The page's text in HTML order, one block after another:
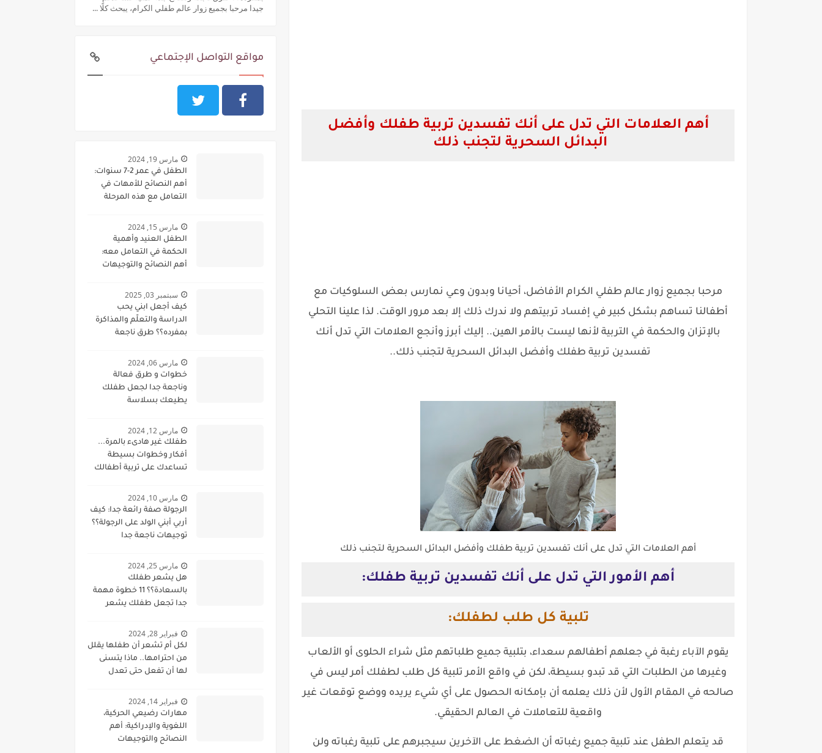
أهم العلامات التي تدل على أنك تفسدين تربية طفلك وأفضل
البدائل السحرية لتجنب ذلك
مرحبا بجميع زوار عالم طفلي الكرام الأفاضل، أحيانا وبدون وعي نمارس بعض السلوكيات مع
أطفالنا تساهم بشكل كبير في إفساد تربيتهم ولا ندرك ذلك إلا بعد مرور الوقت. لذا علينا التحلي
بالإتزان والحكمة في التربية لأنها ليست بالأمر الهين.. إليك أبرز وأنجع العلامات التي تدل أنك
تفسدين تربية طفلك وأفضل البدائل السحرية لتجنب ذلك..
أهم العلامات التي تدل على أنك تفسدين تربية طفلك وأفضل البدائل السحرية لتجنب ذلك
أهم الأمور التي تدل على أنك تفسدين تربية طفلك:
تلبية كل طلب لطفلك:
يقوم الآباء رغبة في جعلهم أطفالهم سعداء، بتلبية جميع طلباتهم مثل شراء الحلوى أو الألعاب
وغيرها من الطلبات التي قد تبدو بسيطة، لكن في واقع الأمر تلبية كل طلب لطفلك أمر ليس في
صالحه في المقام الأول لأن ذلك يعلمه أن بإمكانه الحصول على أي شيء يريده ووضع توقعات غير
واقعية للتعاملات في العالم الحقيقي.
قد يتعلم الطفل عند تلبية جميع رغباته أن الضغط على الآخرين سيجبرهم على تلبية رغباته ولن
جيدا مرحبا بجميع زوار عالم طفلي الكرام، يبحث كلًا ...
مواقع التواصل الإجتماعي
مارس 19, 2024
الطفل في عمر 2-7 سنوات:
أهم النصائح للأمهات في
التعامل مع هذه المرحلة
مارس 15, 2024
الطفل العنيد وأهمية
الحكمة في التعامل معه:
أهم النصائح والتوجيهات
التعامل معه
سبتمبر 03, 2025
كيف أجعل ابني يحب
الدراسة والتعلّم والمذاكرة
بمفرده؟؟ طرق ناجعة
جيدامارس 06, 2024
خطوات و طرق فعالة
وناجعة جدا لجعل طفلك
يطيعك بسلاسة
مارس 12, 2024
طفلك غير هادىء بالمرة...
أفكار وخطوات بسيطة
تساعدك على تربية أطفالك
مارس 10, 2024
الرجولة صفة رائعة جدا: كيف
أربي أبني الولد على الرجولة؟؟
توجيهات ناجعة جدا
مارس 25, 2024
هل يشعر طفلك
بالسعادة؟؟ 11 خطوة مهمة
جدا تجعل طفلك يشعر
فبراير 28, 2024
لكل أم تشعر أن طفلها يقلل
من احترامها.. ماذا يتسنى
لها أن تفعل حتى تعدل
فبراير 14, 2024
مهارات رضيعي الحركية،
اللغوية والإدراكية: أهم
النصائح والتوجيهات